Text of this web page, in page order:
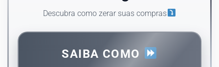
Descubra como zerar suas compras
SAIBA COMO